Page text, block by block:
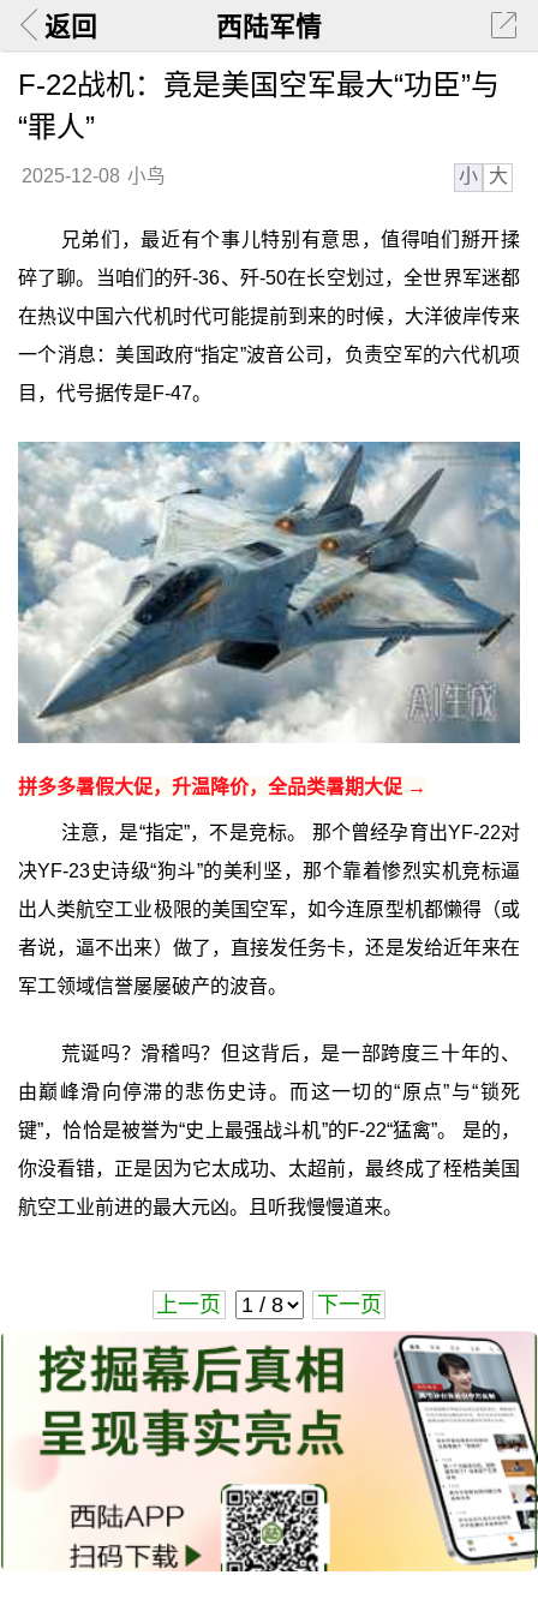
返回 西陆军情
F-22战机：竟是美国空军最大“功臣”与
“罪人”
2025-12-08 小鸟 小 大
兄弟们，最近有个事儿特别有意思，值得咱们掰开揉
碎了聊。当咱们的歼-36、歼-50在长空划过，全世界军迷都
在热议中国六代机时代可能提前到来的时候，大洋彼岸传来
一个消息：美国政府“指定”波音公司，负责空军的六代机项
目，代号据传是F-47。
拼多多暑假大促，升温降价，全品类暑期大促 →
注意，是“指定”，不是竞标。 那个曾经孕育出YF-22对
决YF-23史诗级“狗斗”的美利坚，那个靠着惨烈实机竞标逼
出人类航空工业极限的美国空军，如今连原型机都懒得（或
者说，逼不出来）做了，直接发任务卡，还是发给近年来在
军工领域信誉屡屡破产的波音。
荒诞吗？滑稽吗？但这背后，是一部跨度三十年的、
由巅峰滑向停滞的悲伤史诗。而这一切的“原点”与“锁死
键”，恰恰是被誉为“史上最强战斗机”的F-22“猛禽”。 是的，
你没看错，正是因为它太成功、太超前，最终成了桎梏美国
航空工业前进的最大元凶。且听我慢慢道来。
上一页 下一页